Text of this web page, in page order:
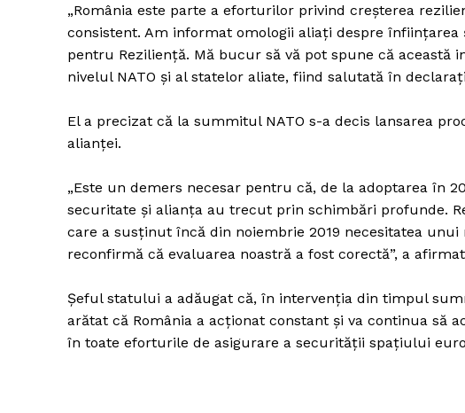
Un proiect
FREEDOM
ROMÂNIA
„România este parte a eforturilor privind creşterea
consistent. Am informat omologii aliaţi despre
pentru Rezilienţă. Mă bucur să vă pot spune că
nivelul NATO şi al statelor aliate, fiind salutată în
El a precizat că la summitul NATO s-a decis lansarea
alianţei.
„Este un demers necesar pentru că, de la adoptarea în
securitate şi alianţa au trecut prin schimbări profunde.
care a susţinut încă din noiembrie 2019 necesitatea
reconfirmă că evaluarea noastră a fost corectă”, a
Şeful statului a adăugat că, în intervenţia din timpul
arătat că România a acţionat constant şi va continua să
în toate eforturile de asigurare a securităţii spaţiului